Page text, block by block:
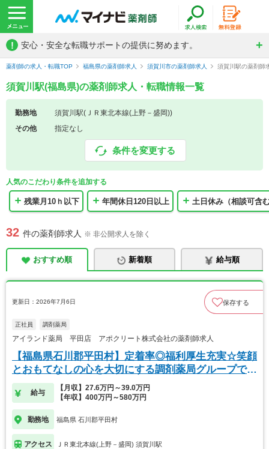
! 安心・安全な転職サポートの提供に努めます。
薬剤師の求人・転職TOP 福島県の薬剤師求人 須賀川市の薬剤師求人 須賀川駅の薬剤師
須賀川駅(福島県)の薬剤師求人・転職情報一覧
勤務地
須賀川駅(ＪＲ東北本線(上野－盛岡))
その他
指定なし
条件を変更する
人気のこだわり条件を追加する
残業月10ｈ以下 年間休日120日以上 土日休み（相談可含
32 件の薬剤師求人 ※ 非公開求人を除く
おすすめ順 新着順 給与順
更新日：2026年7月6日 保存する
正社員 調剤薬局
アイランド薬局 平田店 アポクリート株式会社の薬剤師求人
【福島県石川郡平田村】定着率◎福利厚生充実☆笑顔
とおもてなしの心を大切にする調剤薬局グループで
す！
給与
【月収】27.6万円～39.0万円
【年収】400万円～580万円
勤務地 福島県 石川郡平田村
アクセス ＪＲ東北本線(上野－盛岡) 須賀川駅